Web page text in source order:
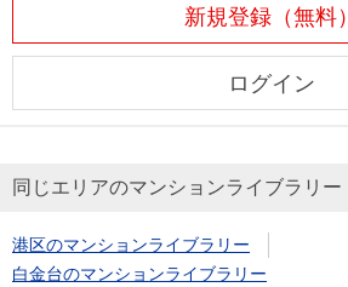
新規登録（無料）
ログイン
同じエリアのマンションライブラリー
港区のマンションライブラリー
白金台のマンションライブラリー